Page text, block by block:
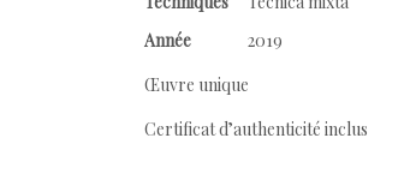
Année
2019
Œuvre unique
Certificat d’authenticité inclus